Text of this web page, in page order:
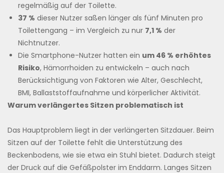
regelmäßig auf der Toilette.
37 % dieser Nutzer saßen länger als fünf Minuten pro
Toilettengang – im Vergleich zu nur 7,1 % der
Nichtnutzer.
Die Smartphone-Nutzer hatten ein um 46 % erhöhtes
Risiko, Hämorrhoiden zu entwickeln – auch nach
Berücksichtigung von Faktoren wie Alter, Geschlecht,
BMI, Ballaststoffaufnahme und körperlicher Aktivität.
Warum verlängertes Sitzen problematisch ist
Das Hauptproblem liegt in der verlängerten Sitzdauer. Beim
Sitzen auf der Toilette fehlt die Unterstützung des
Beckenbodens, wie sie etwa ein Stuhl bietet. Dadurch steigt
der Druck auf die Gefäßpolster im Enddarm. Langes Sitzen